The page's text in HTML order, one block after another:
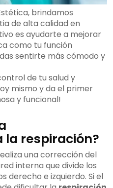
brindamos
de alta calidad en
es ayudarte a mejorar
como tu función
sentirte más cómodo y
de tu salud y
mismo y da el primer
y funcional!
respiración?
una corrección del
interna que divide los
derecho e izquierdo. Si el